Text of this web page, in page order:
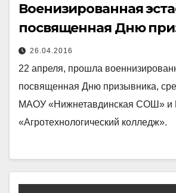
Военизированная
посвященная Дню
26.04.2016
22 апреля, прошла
посвященная Дню призывника,
МАОУ «Нижнетавдинская СОШ»
«Агротехнологический колледж».